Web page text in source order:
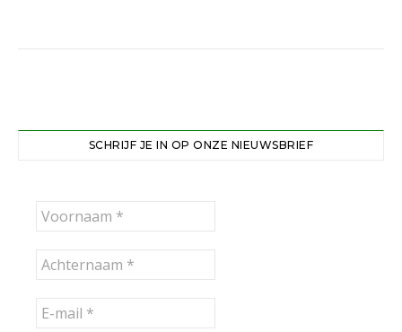
SCHRIJF JE IN OP ONZE NIEUWSBRIEF